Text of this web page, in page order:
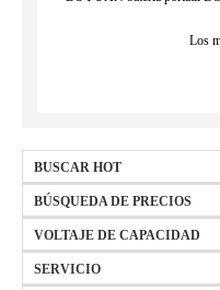
Los
BUSCAR HOT
HW-34154184
EB-BT561ABE
L20M3PF1
BÚSQUEDA DE PRECIOS
precio15 €- 29,99 €(Más)
precio30 €-44,99 €
VOLTAJE DE CAPACIDAD
todos bateria 2250mAh 10.8V
SERVICIO